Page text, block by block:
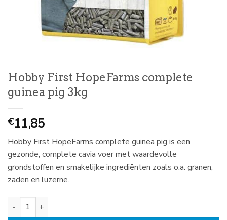
Hobby First HopeFarms complete
guinea pig 3kg
€11,85
Hobby First HopeFarms complete guinea pig is een
gezonde, complete cavia voer met waardevolle
grondstoffen en smakelijke ingrediënten zoals o.a. granen,
zaden en luzerne.
Hobby First HopeFarms complete guinea pig 3kg aantal